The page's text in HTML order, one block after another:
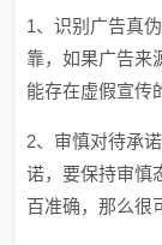
1、识别广告真
靠，如果广告来
能存在虚假宣传
2、审慎对待承
诺，要保持审慎
百准确，那么很